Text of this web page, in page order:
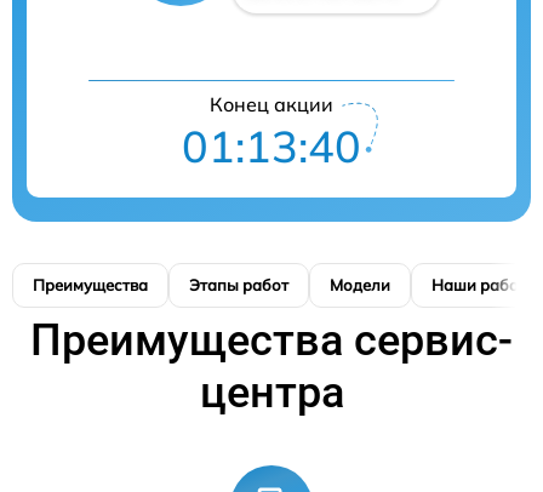
Конец акции
01:13:39
Преимущества Этапы работ Модели Наши работы
Преимущества сервис-
центра